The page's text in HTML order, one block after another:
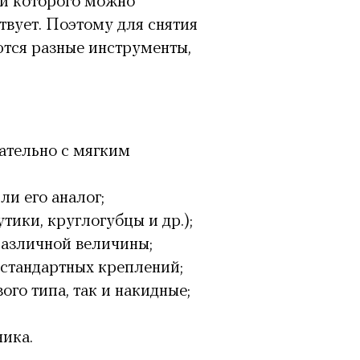
Поэтому для снятия
разные инструменты,
с мягким
его аналог;
круглогубцы и др.);
величины;
креплений;
типа, так и накидные;